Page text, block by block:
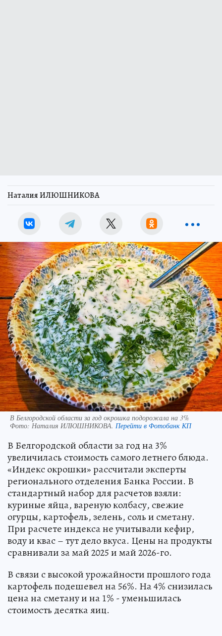
Наталия ИЛЮШНИКОВА
В Белгородской области за год окрошка подорожала на 3%
Фото: Наталия ИЛЮШНИКОВА. Перейти в Фотобанк КП
В Белгородской области за год на 3%
увеличилась стоимость самого летнего блюда.
«Индекс окрошки» рассчитали эксперты
регионального отделения Банка России. В
стандартный набор для расчетов взяли:
куриные яйца, вареную колбасу, свежие
огурцы, картофель, зелень, соль и сметану.
При расчете индекса не учитывали кефир,
воду и квас – тут дело вкуса. Цены на продукты
сравнивали за май 2025 и май 2026-го.
В связи с высокой урожайности прошлого года
картофель подешевел на 56%. На 4% снизилась
цена на сметану и на 1% - уменьшилась
стоимость десятка яиц.